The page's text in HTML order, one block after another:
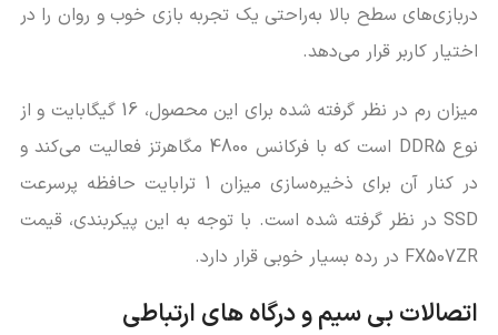
دربازی‌های سطح بالا به‌راحتی یک تجربه بازی خوب و روان را در
اختیار کاربر قرار می‌دهد.
میزان رم در نظر گرفته شده برای این محصول، 16 گیگابایت و از
نوع DDR5 است که با فرکانس 4800 مگاهرتز فعالیت می‌کند و
در کنار آن برای ذخیره‌سازی میزان 1 ترابایت حافظه پرسرعت
SSD در نظر گرفته شده است. با توجه به این پیکربندی، قیمت
FX507ZR در رده بسیار خوبی قرار دارد.
اتصالات بی سیم و درگاه های ارتباطی